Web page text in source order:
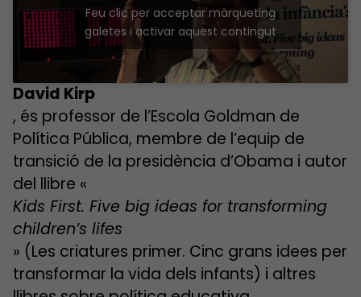
Feu clic per acceptar màrqueting
galetes i activar aquest contingut
David Kirp
, és professor de l’Escola Goldman de
Política Pública, membre de l’equip de
transició de la presidència d’Obama i autor
del llibre «
Kids First. Five big ideas for transforming
children’s lifes
» (Les criatures primer. Cinc grans idees per
transformar la vida dels infants) i altres